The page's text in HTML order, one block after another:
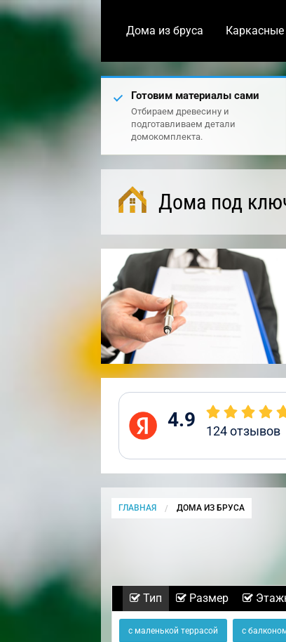
Дома из бруса
Готовим материалы сами
Отбираем древесину и
подготавливаем детали
домокомплекта.
Дома под
4.9 124отзывов
ГЛАВНАЯ CURRENT:
ДОМА ИЗ БРУСА
Тип Размер
с маленькой террасой с